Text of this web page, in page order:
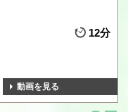
12分
動画を見る